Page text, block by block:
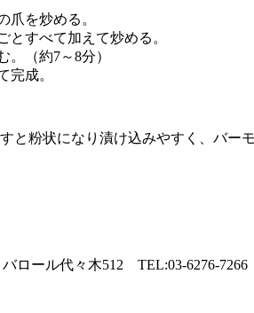
爪を炒める。
すべて加えて炒める。
（約7～8分）
完成。
と粉状になり漬け込みやすく、バ